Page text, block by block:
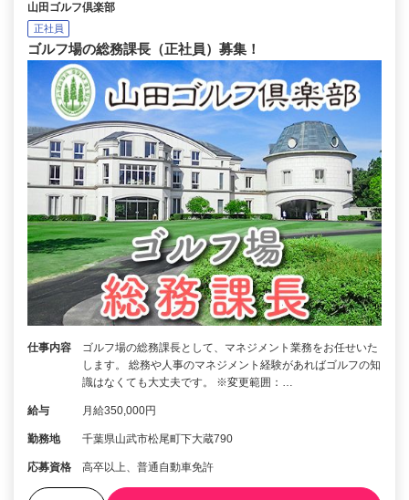
山田ゴルフ倶楽部
正社員
ゴルフ場の総務課長（正社員）募集！
仕事内容
ゴルフ場の総務課長として、マネジメント業務をお任せいた
します。 総務や人事のマネジメント経験があればゴルフの知
識はなくても大丈夫です。 ※変更範囲：…
給与 月給350,000円
勤務地 千葉県山武市松尾町下大蔵790
応募資格 高卒以上、普通自動車免許